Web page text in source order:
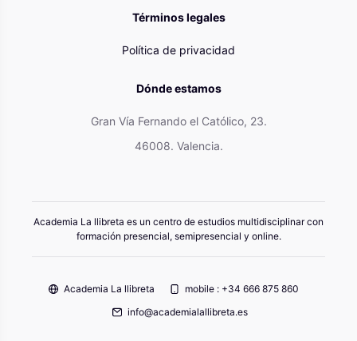
Términos legales
Política de privacidad
Dónde estamos
Gran Vía Fernando el Católico, 23.
46008. Valencia.
Academia La llibreta es un centro de estudios multidisciplinar con
formación presencial, semipresencial y online.
Academia La llibreta
mobile : +34 666 875 860
info@academialallibreta.es